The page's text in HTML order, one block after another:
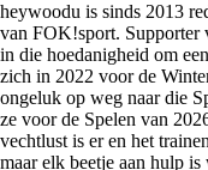
heywoodu is sinds 2013
van FOK!sport. Supporter
in die hoedanigheid om
zich in 2022 voor de
ongeluk op weg naar die
ze voor de Spelen van
vechtlust is er en het
maar elk beetje aan hulp is